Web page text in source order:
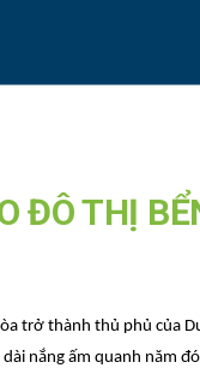
ĐÔ THỊ
trở thành thủ phủ của
nắng ấm quanh năm